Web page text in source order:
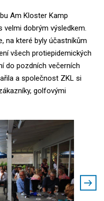
Am Kloster Kamp
velmi dobrým výsledkem.
na které byly účastníkům
všech protiepidemických
do pozdních večerních
a společnost ZKL si
golfovými